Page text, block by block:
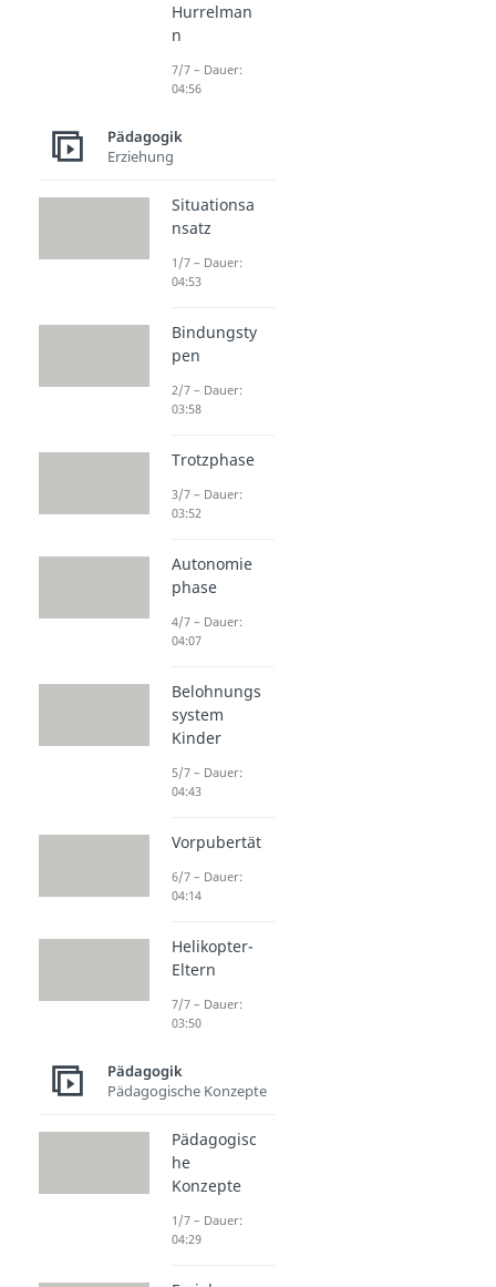
Hurrelman
n
7/7 – Dauer:
04:56
Pädagogik
Erziehung
Situationsa
nsatz
1/7 – Dauer:
04:53
Bindungsty
pen
2/7 – Dauer:
03:58
Trotzphase
3/7 – Dauer:
03:52
Autonomie
phase
4/7 – Dauer:
04:07
Belohnungs
system
Kinder
5/7 – Dauer:
04:43
Vorpubertät
6/7 – Dauer:
04:14
Helikopter-
Eltern
7/7 – Dauer:
03:50
Pädagogik
Pädagogische Konzepte
Pädagogisc
he
Konzepte
1/7 – Dauer:
04:29